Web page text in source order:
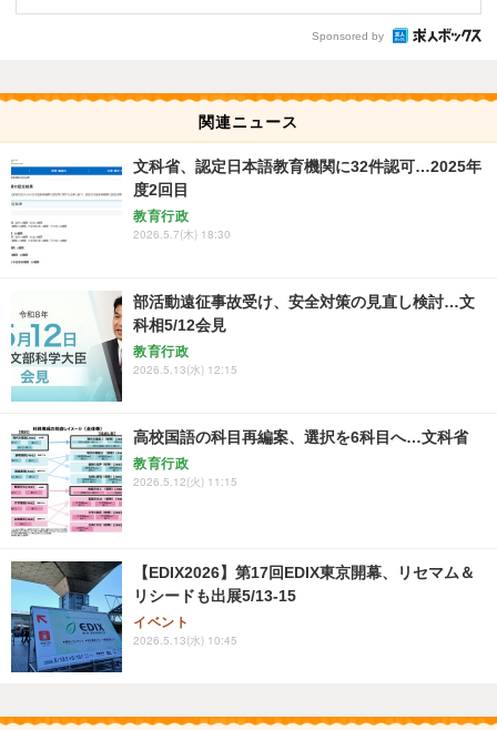
Sponsored by
関連ニュース
文科省、認定日本語教育機関に32件認可…2025年
度2回目
教育行政
2026.5.7(木) 18:30
部活動遠征事故受け、安全対策の見直し検討…文
科相5/12会見
教育行政
2026.5.13(水) 12:15
高校国語の科目再編案、選択を6科目へ…文科省
教育行政
2026.5.12(火) 11:15
【EDIX2026】第17回EDIX東京開幕、リセマム＆
リシードも出展5/13-15
イベント
2026.5.13(水) 10:45